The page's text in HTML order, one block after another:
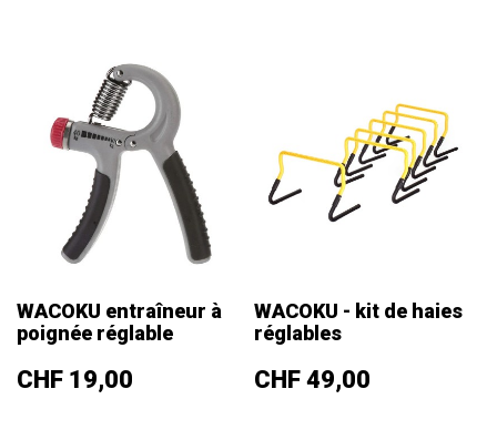
WACOKU entraîneur à
poignée réglable
Prix
CHF 19,00
WACOKU - kit de haies
réglables
Prix
CHF 49,00